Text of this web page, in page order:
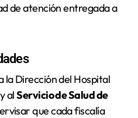
de atención entregada a
la Dirección del Hospital
alServicio de Salud de
que cada fiscalía